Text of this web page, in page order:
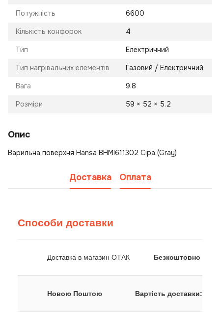
Потужність 6600
Кількість конфорок 4
Тип Електричний
Тип нагрівальних елементів Газовий / Електричний
Вага 9.8
Розміри 59 × 52 × 5.2
Опис
Варильна поверхня Hansa BHMI611302 Сіра (Gray)
Доставка Оплата
Способи доставки
Доставка в магазин ОТАК Безкоштовно
Новою Поштою Вартість доставки: